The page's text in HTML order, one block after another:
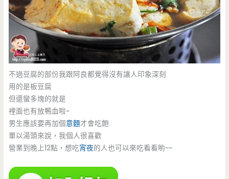
不過豆腐的部份我跟阿良都覺得沒有讓人印象深刻
用的是板豆腐
但還蠻多塊的就是
裡面也有放鴨血啦~
男生應該要再加個意麵才會吃飽
單以湯頭來說，我個人很喜歡
營業到晚上12點，想吃宵夜的人也可以來吃看看喲~~